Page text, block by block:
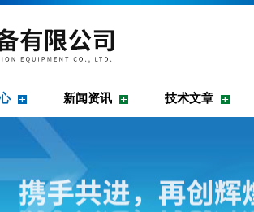
新闻资讯 技术文章